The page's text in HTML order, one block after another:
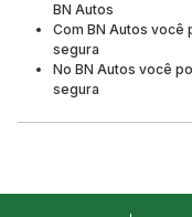
BN Autos
Com BN Autos
segura
No BN Autos você
segura